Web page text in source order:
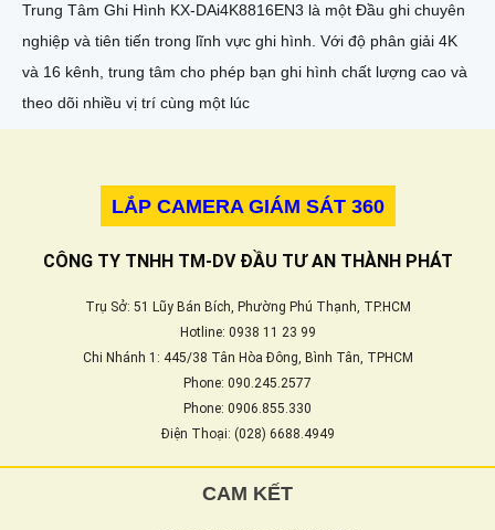
Trung Tâm Ghi Hình KX-DAi4K8816EN3 là một Đầu ghi chuyên
nghiệp và tiên tiến trong lĩnh vực ghi hình. Với độ phân giải 4K
và 16 kênh, trung tâm cho phép bạn ghi hình chất lượng cao và
theo dõi nhiều vị trí cùng một lúc
LẮP CAMERA GIÁM SÁT 360
CÔNG TY TNHH TM-DV ĐẦU TƯ AN THÀNH PHÁT
Trụ Sở: 51 Lũy Bán Bích, Phường Phú Thạnh, TP.HCM
Hotline: 0938 11 23 99
Chi Nhánh 1: 445/38 Tân Hòa Đông, Bình Tân, TPHCM
Phone: 090.245.2577
Phone: 0906.855.330
Điện Thoại: (028) 6688.4949
CAM KẾT